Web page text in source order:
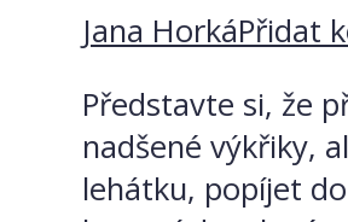
Jana HorkáPřidat
Představte si, že
nadšené výkřiky,
lehátku, popíjet